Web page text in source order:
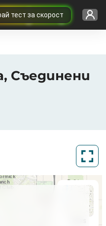
тест за скорост
Съединени